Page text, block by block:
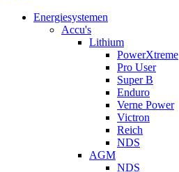
Energiesystemen
Accu's
Lithium
PowerXtreme
Pro User
Super B
Enduro
Verne Power
Victron
Reich
NDS
AGM
NDS